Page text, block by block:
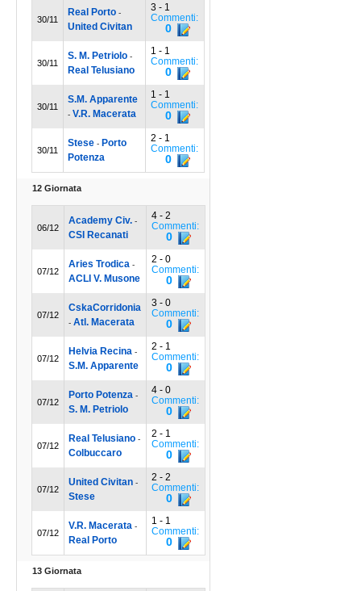
30/11
Real Porto-
United Civitan
3 - 1
Commenti:
0
30/11
S. M. Petriolo-
Real Telusiano
1 - 1
Commenti:
0
30/11
S.M. Apparente
- V.R. Macerata
1 - 1
Commenti:
0
30/11
Stese- Porto
Potenza
2 - 1
Commenti:
0
12 Giornata
06/12
Academy Civ.-
CSI Recanati
4 - 2
Commenti:
0
07/12
Aries Trodica -
ACLI V. Musone
2 - 0
Commenti:
0
07/12
CskaCorridonia
- Atl. Macerata
3 - 0
Commenti:
0
07/12
Helvia Recina -
S.M. Apparente
2 - 1
Commenti:
0
07/12
Porto Potenza -
S. M. Petriolo
4 - 0
Commenti:
0
07/12
Real Telusiano-
Colbuccaro
2 - 1
Commenti:
0
07/12
United Civitan-
Stese
2 - 2
Commenti:
0
07/12
V.R. Macerata -
Real Porto
1 - 1
Commenti:
0
13 Giornata